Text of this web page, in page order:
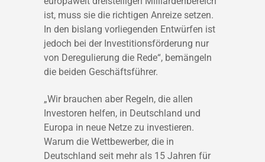
ist, muss sie die richtigen Anreize setzen.
In den bislang vorliegenden Entwürfen ist
jedoch bei der Investitionsförderung nur
von Deregulierung die Rede“, bemängeln
die beiden Geschäftsführer.
„Wir brauchen aber Regeln, die allen
Investoren helfen, in Deutschland und
Europa in neue Netze zu investieren.
Warum die Wettbewerber, die in
Deutschland seit mehr als 15 Jahren für